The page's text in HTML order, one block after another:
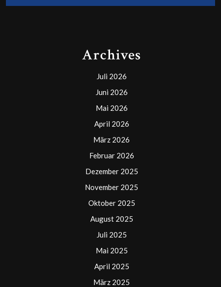
Archives
Juli 2026
Juni 2026
Mai 2026
April 2026
März 2026
Februar 2026
Dezember 2025
November 2025
Oktober 2025
August 2025
Juli 2025
Mai 2025
April 2025
März 2025